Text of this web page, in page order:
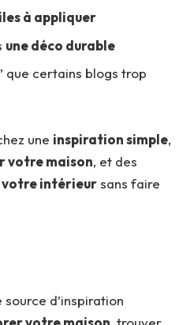
à appliquer
une déco durable
que certains blogs trop
une inspiration simple,
votre maison, et des
votre intérieursans faire
source d’inspiration